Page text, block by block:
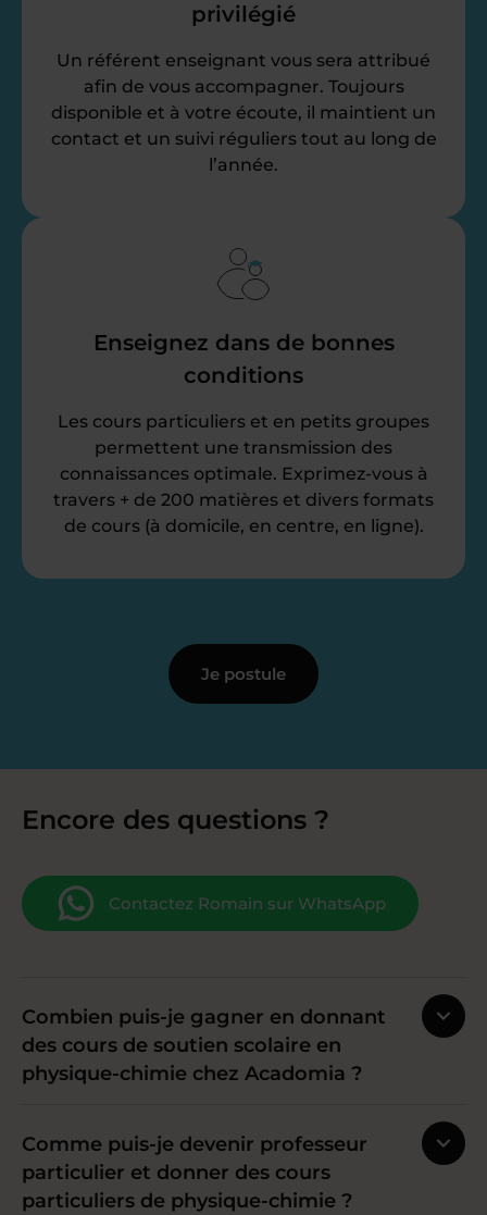
privilégié
Un référent enseignant vous sera attribué
afin de vous accompagner. Toujours
disponible et à votre écoute, il maintient un
contact et un suivi réguliers tout au long de
l’année.
Enseignez dans de bonnes
conditions
Les cours particuliers et en petits groupes
permettent une transmission des
connaissances optimale. Exprimez-vous à
travers + de 200 matières et divers formats
de cours (à domicile, en centre, en ligne).
Je postule
Encore des questions ?
Contactez Romain sur WhatsApp
Combien puis-je gagner en donnant
des cours de soutien scolaire en
physique-chimie chez Acadomia ?
Comme puis-je devenir professeur
particulier et donner des cours
particuliers de physique-chimie ?